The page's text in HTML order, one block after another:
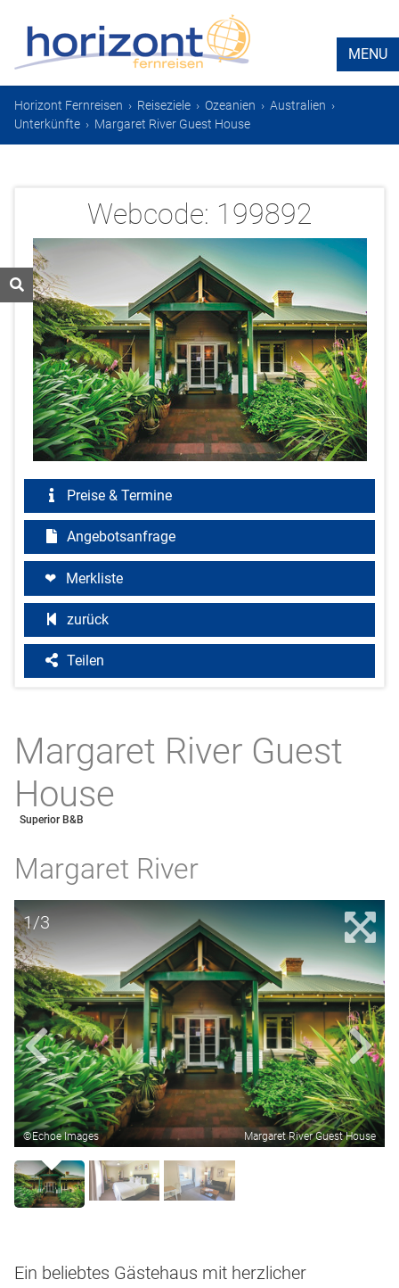
MENU
Horizont Fernreisen › Reiseziele › Ozeanien › Australien ›
Unterkünfte › Margaret River Guest House
Webcode: 199892
Preise & Termine
Angebotsanfrage
Merkliste
zurück
Teilen
Margaret River Guest
House
Superior B&B
Margaret River
1/3
©Echoe Images Margaret River Guest House
Ein beliebtes Gästehaus mit herzlicher